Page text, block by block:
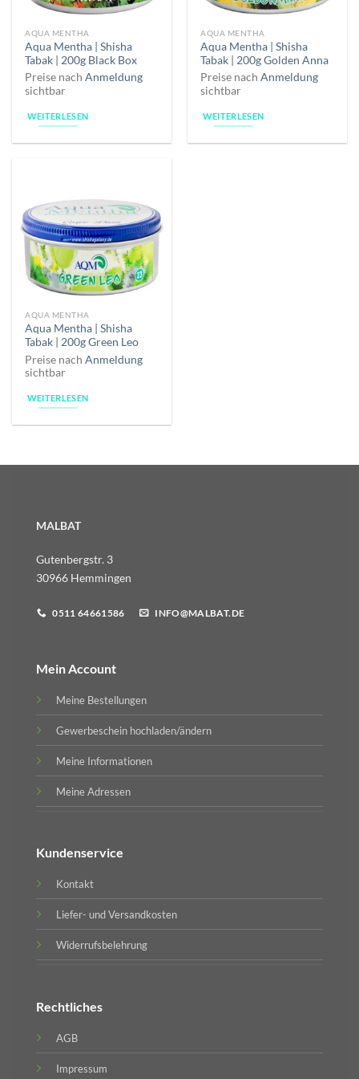
AQUA MENTHA
Aqua Mentha | Shisha
Tabak | 200g Black Box
Preise nachAnmeldung
sichtbar
WEITERLESEN
AQUA MENTHA
Aqua Mentha | Shisha
Tabak | 200g Golden Anna
Preise nachAnmeldung
sichtbar
WEITERLESEN
AQUA MENTHA
Aqua Mentha | Shisha
Tabak | 200g Green Leo
Preise nachAnmeldung
sichtbar
WEITERLESEN
MALBAT
Gutenbergstr. 3
30966 Hemmingen
0511 64661586 INFO@MALBAT.DE
Mein Account
Meine Bestellungen
Gewerbeschein hochladen/ändern
Meine Informationen
Meine Adressen
Kundenservice
Kontakt
Liefer- und Versandkosten
Widerrufsbelehrung
Rechtliches
AGB
Impressum